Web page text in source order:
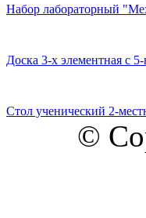
Набор лабораторный
Доска 3-х элементная с
Стол ученический 2-
©